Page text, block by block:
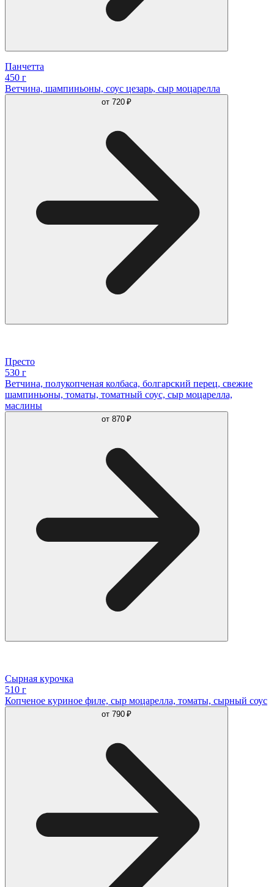
Панчетта
450 г
Ветчина, шампиньоны, соус цезарь, сыр моцарелла
от 720 ₽
Престо
530 г
Ветчина, полукопченая колбаса, болгарский перец, свежие
шампиньоны, томаты, томатный соус, сыр моцарелла,
маслины
от 870 ₽
Сырная курочка
510 г
Копченое куриное филе, сыр моцарелла, томаты, сырный соус
от 790 ₽